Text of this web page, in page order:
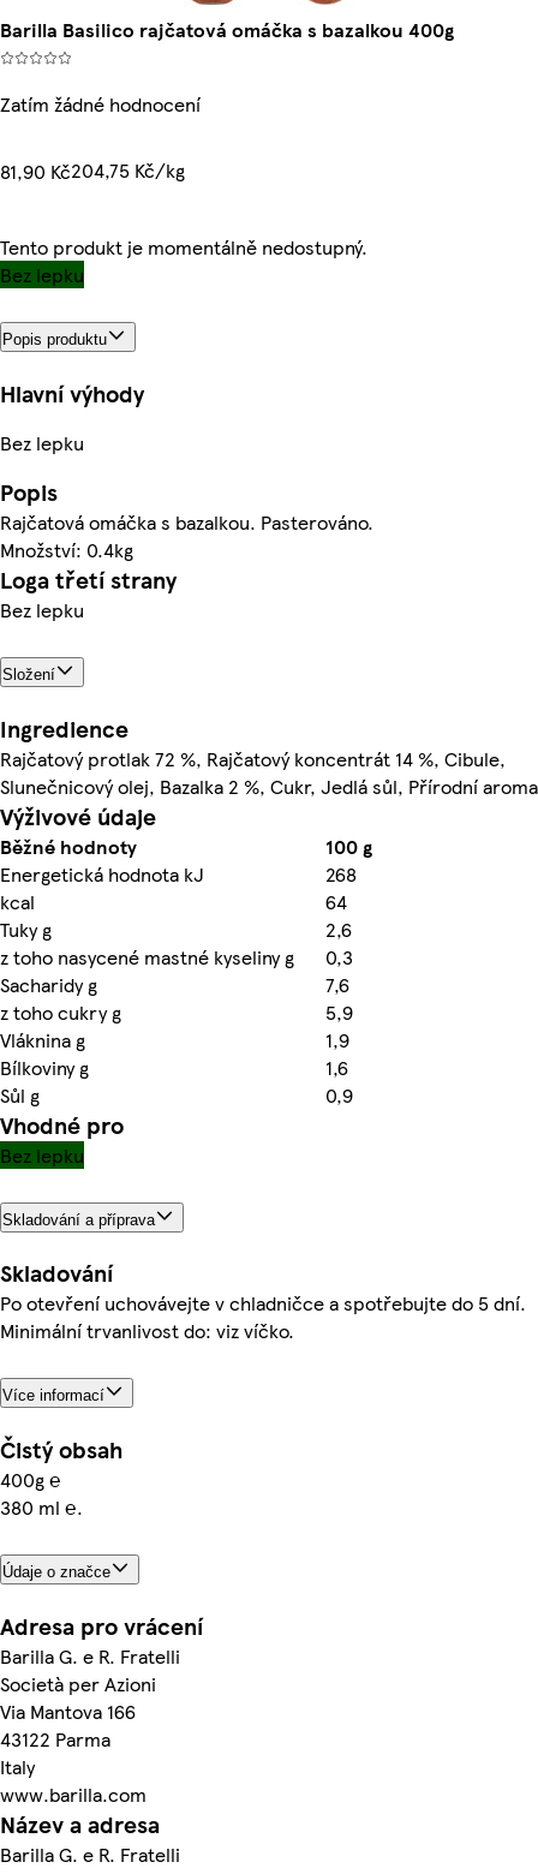
Barilla Basilico rajčatová omáčka s bazalkou 400g
Zatím žádné hodnocení
81,90 Kč204,75 Kč/kg
Tento produkt je momentálně nedostupný.
Bez lepku
Popis produktu
Hlavní výhody
Bez lepku
Popis
Rajčatová omáčka s bazalkou. Pasterováno.
Množství: 0.4kg
Loga třetí strany
Bez lepku
Složení
Ingredience
Rajčatový protlak 72 %, Rajčatový koncentrát 14 %, Cibule,
Slunečnicový olej, Bazalka 2 %, Cukr, Jedlá sůl, Přírodní aroma
Výživové údaje
Běžné hodnoty
100 g
Energetická hodnota kJ
268
kcal
64
Tuky g
2,6
z toho nasycené mastné kyseliny g
0,3
Sacharidy g
7,6
z toho cukry g
5,9
Vláknina g
1,9
Bílkoviny g
1,6
Sůl g
0,9
Vhodné pro
Bez lepku
Skladování a příprava
Skladování
Po otevření uchovávejte v chladničce a spotřebujte do 5 dní.
Minimální trvanlivost do: viz víčko.
Více informací
Čistý obsah
400g ℮
380 ml ℮.
Údaje o značce
Adresa pro vrácení
Barilla G. e R. Fratelli
Società per Azioni
Via Mantova 166
43122 Parma
Italy
www.barilla.com
Název a adresa
Barilla G. e R. Fratelli